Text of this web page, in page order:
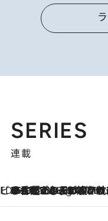
SERIES
連載
ビューティいいもの集め EDITORS' BEST
4 Hours Ago
35℃超えの日の夜、枕にひと吹き！ BAUMのルームスプレーが、ひのきの香りで心まで解きほぐす